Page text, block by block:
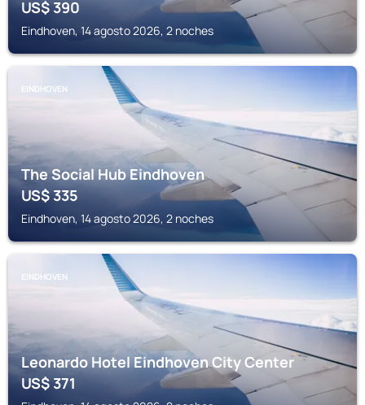
US$390
Eindhoven, 14 agosto 2026, 2 noches
EINDHOVEN
The Social Hub Eindhoven
US$335
Eindhoven, 14 agosto 2026, 2 noches
EINDHOVEN
Leonardo Hotel Eindhoven City Center
US$371